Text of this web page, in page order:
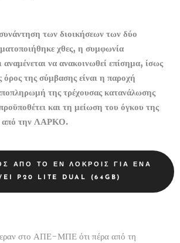
των διοικήσεων των δύο
χθες, η συμφωνία
αναμένεται να ανακοινωθεί επίσημα, ίσως
της σύμβασης είναι η παροχή
της τρέχουσας κατανάλωσης
και τη μείωση του όγκου της
από την ΛΑΡΚΟ.
ΑΠΌ ΤΟ ἘΝ ΛΟΚΡΟΙ͂Σ ΓΙΑ ΈΝΑ
P20 LITE DUAL (64GB)
στο ΑΠΕ-ΜΠΕ ότι πέρα από τη